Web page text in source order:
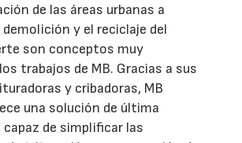
de las áreas urbanas a
y el reciclaje del
son conceptos muy
trabajos de MB. Gracias a sus
y cribadoras, MB
una solución de última
de simplificar las